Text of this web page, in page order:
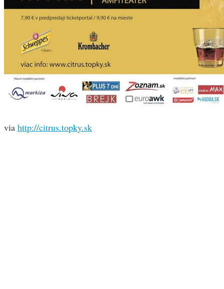
via http://citrus.topky.sk